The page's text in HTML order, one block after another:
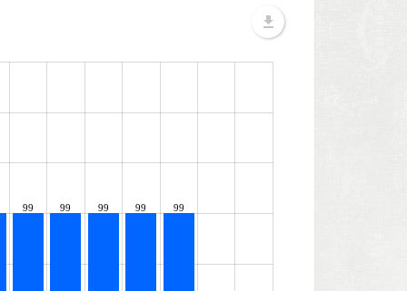
99 99 99 99 99